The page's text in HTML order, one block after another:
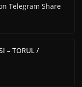
Telegram Share
– TORUL /